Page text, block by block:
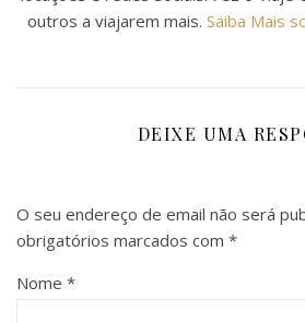
outros a viajarem mais. Saiba Mais
DEIXE UMA
O seu endereço de email não será
obrigatórios marcados com *
Nome *